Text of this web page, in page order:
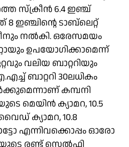
സ്‌ക്രീന്‍ 6.4 ഇഞ്ച്
ഇഞ്ചിന്റെ ടാബ്‌ലെറ്റ്
നല്‍കി. ഒരേസമയം
ഉപയോഗിക്കാമെന്ന്
വലിയ ബാറ്ററിയും
ബാറ്ററി 30ലധികം
കമ്പനി
മെയിന്‍ ക്യാമറ, 10.5
ക്യാമറ, 10.8
എന്നിവക്കൊപ്പം ഓരോ
രണ്ട് സെല്‍ഫി